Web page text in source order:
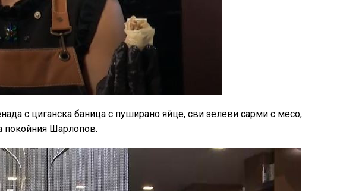
с циганска баница с пуширано яйце, сви зелеви сарми с месо,
покойния Шарлопов.